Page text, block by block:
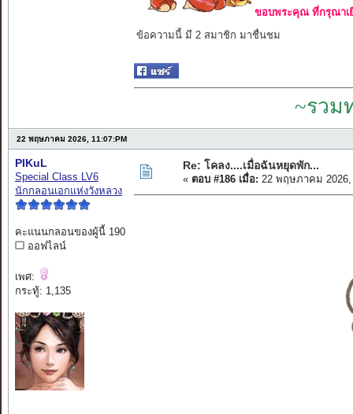
ขอบพระคุณ ที่กรุณาเ
ข้อความนี้ มี 2 สมาชิก มาชื่นชม
~รวม
22 พฤษภาคม 2026, 11:07:PM
PIKuL
Special Class LV6
นักกลอนเอกแห่งวังหลวง
คะแนนกลอนของผู้นี้ 190
ออฟไลน์
เพศ:
กระทู้: 1,135
Re: โคลง....เมื่อฉันหยุดพัก...
« ตอบ #186 เมื่อ: 22 พฤษภาคม 2026,